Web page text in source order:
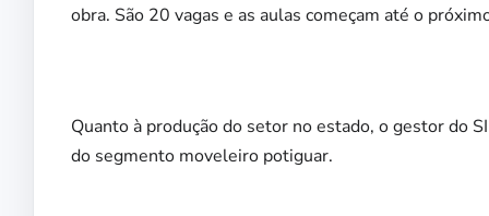
obra. São 20 vagas e as aulas começam até o
Quanto à produção do setor no estado, o gestor do
do segmento moveleiro potiguar.